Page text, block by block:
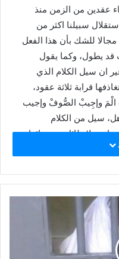
عقدين من الزمن منذ
سبيلنا اكثر من
للشك بأن هذا الفعل
يطول، وكما يقول
ان سيل الكلام الذي
قرابة ثلاثة عقود،
وإجِيبْ الصُّوفْ وإجيب
سيل من الكلام
لا طائل من ورائها
أحدث الغبار والضبابية
السلم الكاذب ليضحك علينا
يظنون اننا نغفل عن
هالك لامحال “من فارق
وبعد أن وضعنا